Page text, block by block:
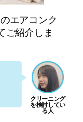
エアコンク
ご紹介しま